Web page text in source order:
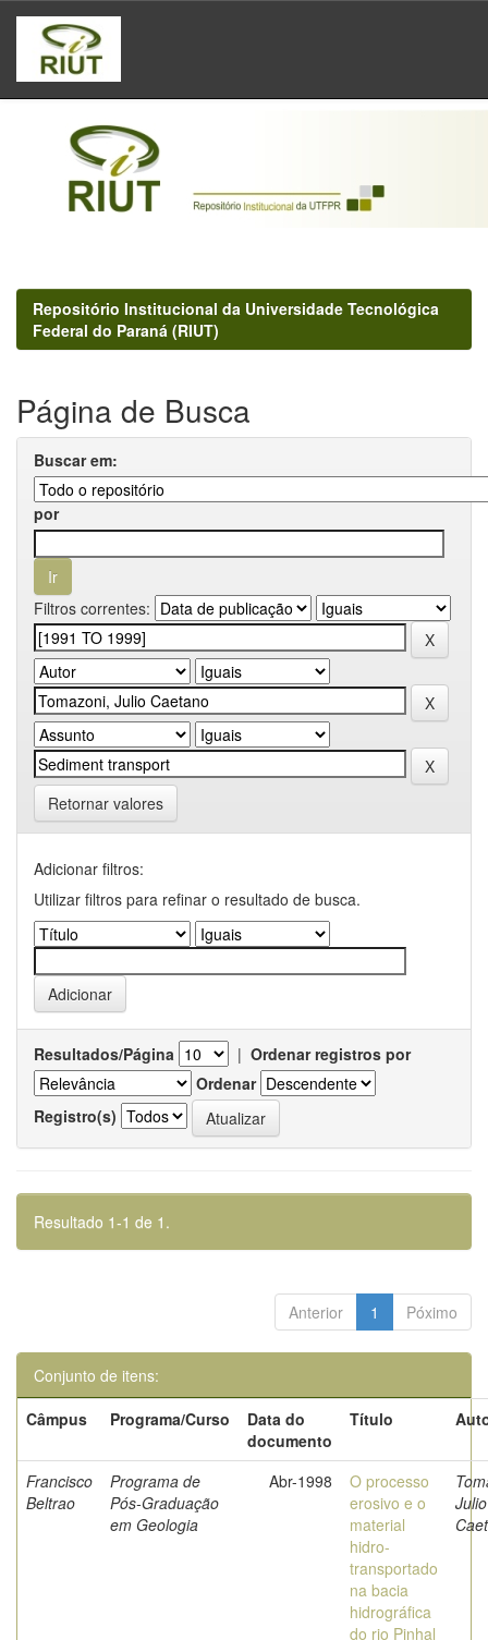
Skip
navigation
Repositório Institucional da Universidade Tecnológica
Federal do Paraná (RIUT)
Página de Busca
Buscar em:
por
Filtros correntes:
Retornar valores
Adicionar filtros:
Utilizar filtros para refinar o resultado de busca.
Resultados/Página | Ordenar registros por
Ordenar
Registro(s)
Resultado 1-1 de 1.
Anterior 1 Póximo
Conjunto de itens:
Câmpus
Programa/Curso
Data do
documento
Título
Francisco
Beltrao
Programa de
Pós-Graduação
em Geologia
Abr-1998
O processo
erosivo e o
material
hidro-
transportado
na bacia
hidrográfica
do rio Pinhal
Julio